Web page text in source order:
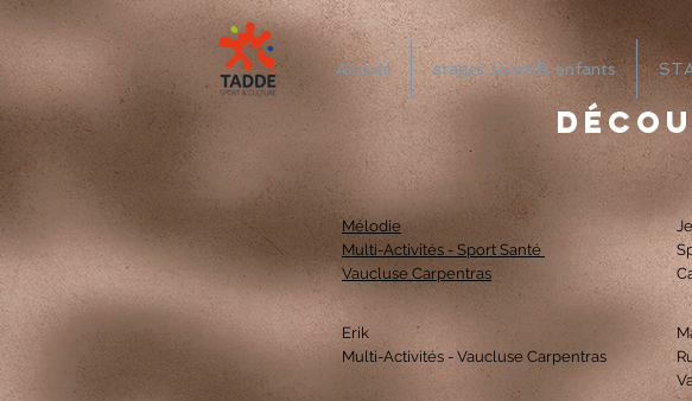
Accueil stages sportifs enfants
Mélodie
Multi-Activités - Sport Santé
Vaucluse Carpentras
Erik
Multi-Activités - Vaucluse Carpentras